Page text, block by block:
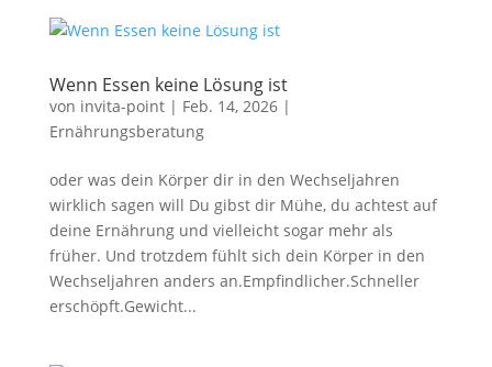
Wenn Essen keine Lösung ist
von invita-point| Feb. 14, 2026|
Ernährungsberatung
oder was dein Körper dir in den Wechseljahren
wirklich sagen will Du gibst dir Mühe, du achtest auf
deine Ernährung und vielleicht sogar mehr als
früher. Und trotzdem fühlt sich dein Körper in den
Wechseljahren anders an.Empfindlicher.Schneller
erschöpft.Gewicht...